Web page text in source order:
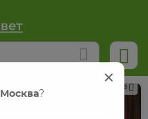
Реклама
Москва?